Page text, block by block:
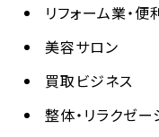
リフォーム業・
美容サロン
買取ビジネス
整体・リラクゼー